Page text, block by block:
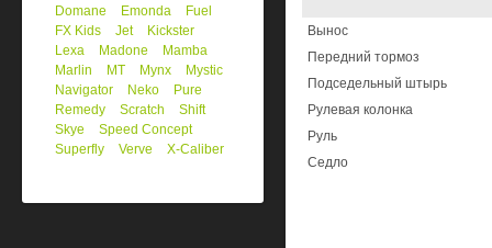
Domane
Emonda
Fuel
FX Kids
Jet
Kickster
Lexa
Madone
Mamba
Marlin
MT Mynx
Mystic
Navigator
Neko
Pure
Remedy
Scratch
Shift
Skye
Speed Concept
Superfly
Verve X-Caliber
Вынос
Передний тормоз
Подседельный штырь
Рулевая колонка
Руль
Седло